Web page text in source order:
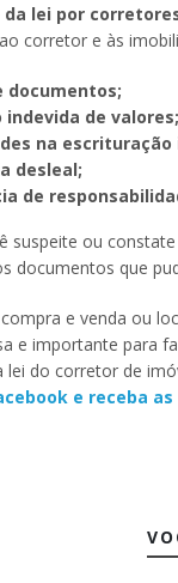
lei por
corretor e às
documentos;
indevida de valores;
na escrituração
desleal;
de
suspeite ou
documentos que
e venda ou
e importante para
lei do corretor de
e receba